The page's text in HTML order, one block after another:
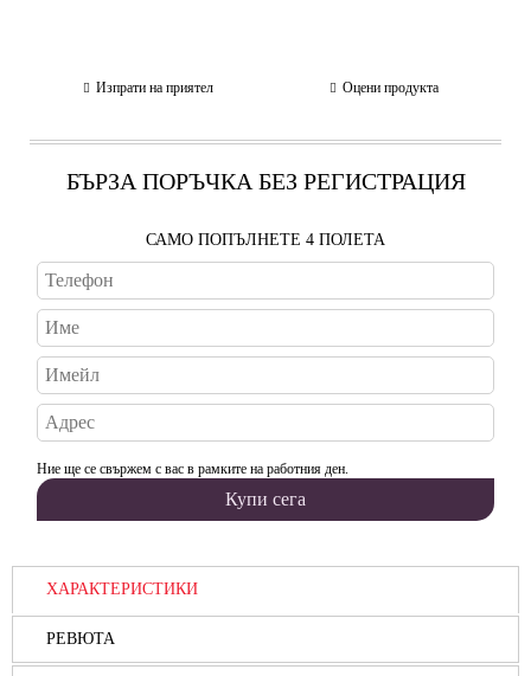
Изпрати на приятел Оцени продукта
БЪРЗА ПОРЪЧКА БЕЗ РЕГИСТРАЦИЯ
САМО ПОПЪЛНЕТЕ 4 ПОЛЕТА
Ние ще се свържем с вас в рамките на работния ден.
ХАРАКТЕРИСТИКИ
РЕВЮТА